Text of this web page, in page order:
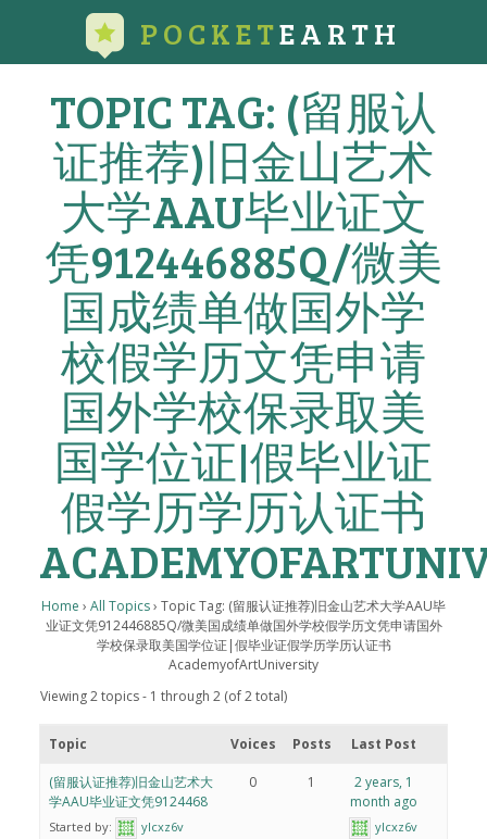
POCKETEARTH
TOPIC TAG: (留服认
证推荐)旧金山艺术
大学AAU毕业证文
凭912446885Q/微美
国成绩单做国外学
校假学历文凭申请
国外学校保录取美
国学位证|假毕业证
假学历学历认证书
Home › All Topics› Topic Tag: (留服认证推荐)旧金山艺术大学AAU毕
业证文凭912446885Q/微美国成绩单做国外学校假学历文凭申请国外
学校保录取美国学位证|假毕业证假学历学历认证书
AcademyofArtUniversity
Viewing 2 topics - 1 through 2 (of 2 total)
Topic Voices Posts Last Post
(留服认证推荐)旧金山艺术大
学AAU毕业证文凭9124468
Started by:
ylcxz6v
0 1
2 years, 1
month ago
ylcxz6v